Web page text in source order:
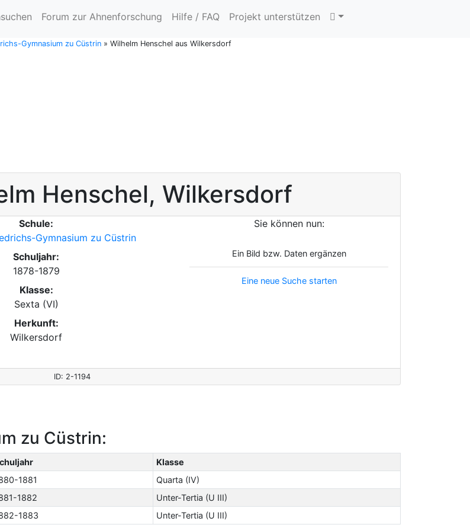
Forum zur Ahnenforschung Hilfe / FAQ Projekt unterstützen
Gymnasium zu Cüstrin » Wilhelm Henschel aus Wilkersdorf
Henschel, Wilkersdorf
Schule:
Gymnasium zu Cüstrin
Schuljahr:
1878-1879
Klasse:
Sexta (VI)
Herkunft:
Wilkersdorf
Sie können nun:
Ein Bild bzw. Daten ergänzen
Eine neue Suche starten
ID: 2-1194
zu Cüstrin:
Klasse
1881
Quarta (IV)
1882
Unter-Tertia (U III)
1883 Unter-Tertia (U III)